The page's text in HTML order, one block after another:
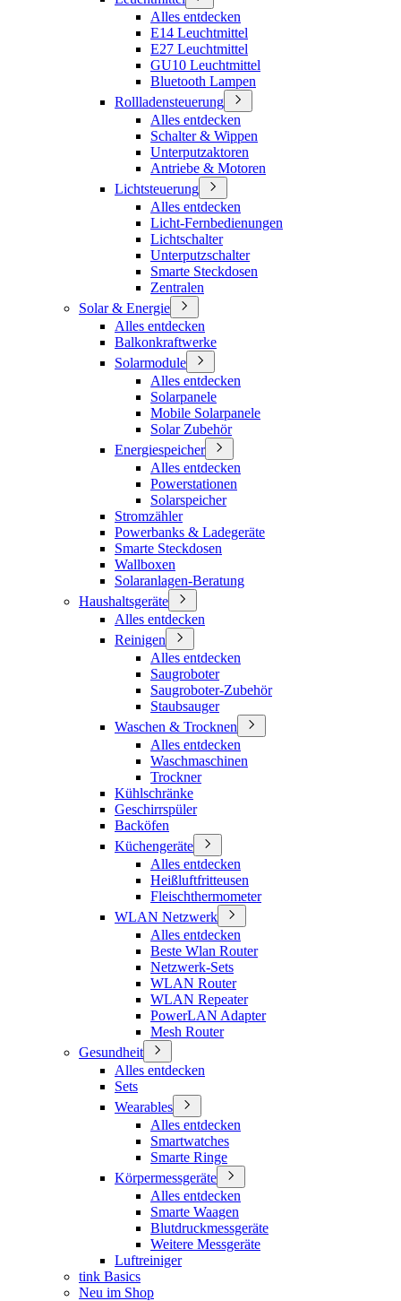
Alles entdecken
E14 Leuchtmittel
E27 Leuchtmittel
GU10 Leuchtmittel
Bluetooth Lampen
Rollladensteuerung
Alles entdecken
Schalter & Wippen
Unterputzaktoren
Antriebe & Motoren
Lichtsteuerung
Alles entdecken
Licht-Fernbedienungen
Lichtschalter
Unterputzschalter
Smarte Steckdosen
Zentralen
Solar & Energie
Alles entdecken
Balkonkraftwerke
Solarmodule
Alles entdecken
Solarpanele
Mobile Solarpanele
Solar Zubehör
Energiespeicher
Alles entdecken
Powerstationen
Solarspeicher
Stromzähler
Powerbanks & Ladegeräte
Smarte Steckdosen
Wallboxen
Solaranlagen-Beratung
Haushaltsgeräte
Alles entdecken
Reinigen
Alles entdecken
Saugroboter
Saugroboter-Zubehör
Staubsauger
Waschen & Trocknen
Alles entdecken
Waschmaschinen
Trockner
Kühlschränke
Geschirrspüler
Backöfen
Küchengeräte
Alles entdecken
Heißluftfritteusen
Fleischthermometer
WLAN Netzwerk
Alles entdecken
Beste Wlan Router
Netzwerk-Sets
WLAN Router
WLAN Repeater
PowerLAN Adapter
Mesh Router
Gesundheit
Alles entdecken
Sets
Wearables
Alles entdecken
Smartwatches
Smarte Ringe
Körpermessgeräte
Alles entdecken
Smarte Waagen
Blutdruckmessgeräte
Weitere Messgeräte
Luftreiniger
tink Basics
Neu im Shop